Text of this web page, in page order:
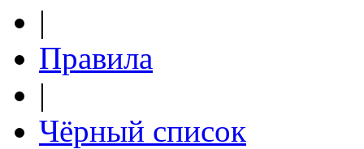
|
Правила
|
Чёрный список